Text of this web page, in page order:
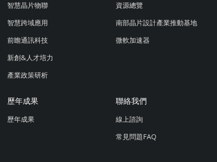
智慧晶片物聯
智慧跨域應用
前瞻通訊科技
新創&人才培力
產業政策研析
資源總覽
南部晶片設計產業推動基地
微軟加速器
歷年成果
歷年成果
聯絡我們
線上諮詢
常見問題FAQ